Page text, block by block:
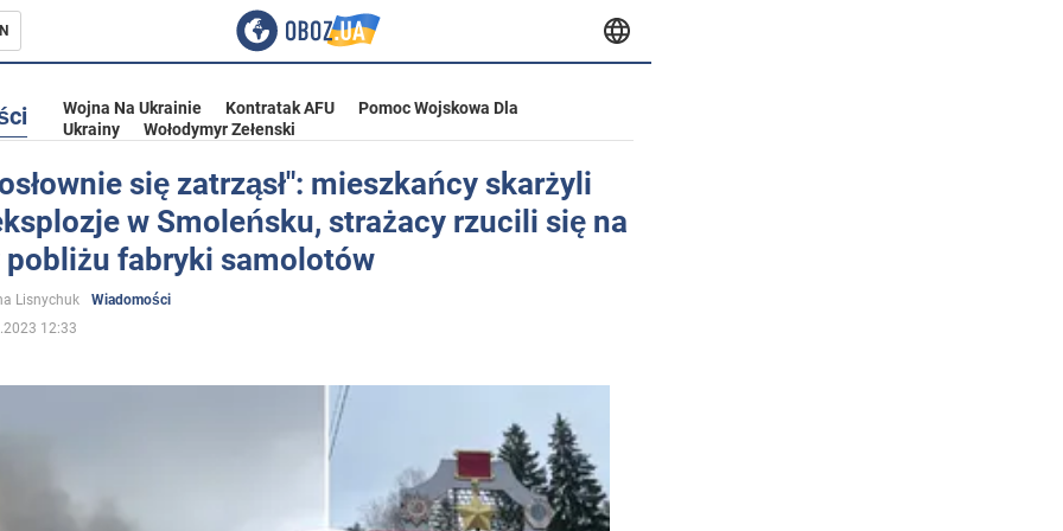
Wojna Na Ukrainie Kontratak AFU
Pomoc Wojskowa Dla
Ukrainy
Wołodymyr Zełenski
się zatrząsł": mieszkańcy skarżyli
w Smoleńsku, strażacy rzucili się na
pobliżu fabryki samolotów
Lisnychuk
Wiadomości
12:33